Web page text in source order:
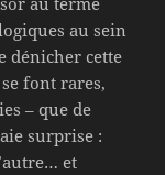
au sein
dénicher cette
font rares,
– que de
surprise :
et